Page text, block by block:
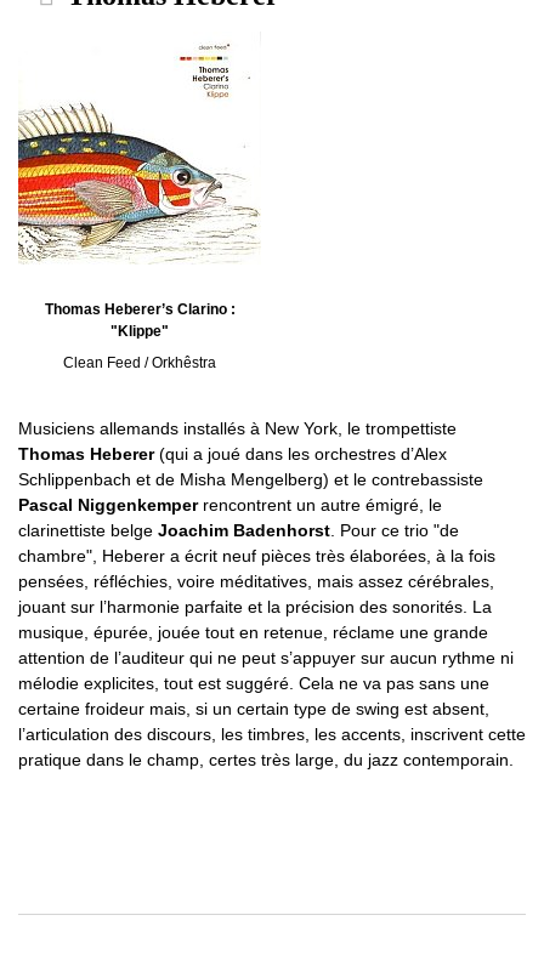
Thomas Heberer’s Clarino :
"Klippe"
Clean Feed / Orkhêstra
Musiciens allemands installés à New York, le trompettiste
Thomas Heberer(qui a joué dans les orchestres d’Alex
Schlippenbach et de Misha Mengelberg) et le contrebassiste
Pascal Niggenkemperrencontrent un autre émigré, le
clarinettiste belge Joachim Badenhorst . Pour ce trio "de
chambre", Heberer a écrit neuf pièces très élaborées, à la fois
pensées, réfléchies, voire méditatives, mais assez cérébrales,
jouant sur l’harmonie parfaite et la précision des sonorités. La
musique, épurée, jouée tout en retenue, réclame une grande
attention de l’auditeur qui ne peut s’appuyer sur aucun rythme ni
mélodie explicites, tout est suggéré. Cela ne va pas sans une
certaine froideur mais, si un certain type de swing est absent,
l’articulation des discours, les timbres, les accents, inscrivent cette
pratique dans le champ, certes très large, du jazz contemporain.